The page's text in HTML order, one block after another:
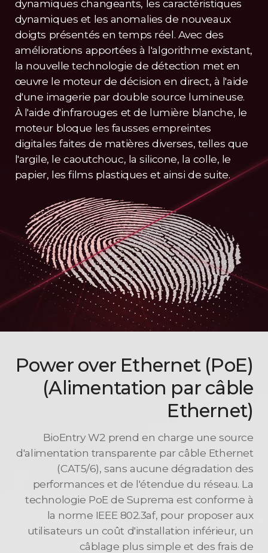
dynamiques changeants, les caractéristiques
dynamiques et les anomalies de nouveaux
doigts présentés en temps réel. Avec des
améliorations apportées à l'algorithme existant,
la nouvelle technologie de détection met en
œuvre le moteur de décision en direct, à l'aide
d'une imagerie par double source lumineuse.
À l'aide d'infrarouges et de lumière blanche, le
moteur bloque les fausses empreintes
digitales faites de matières diverses, telles que
l'argile, le caoutchouc, la silicone, la colle, le
papier, les films plastiques et ainsi de suite.
Power over Ethernet (PoE)
(Alimentation par câble
Ethernet)
BioEntry W2 prend en charge une source
d'alimentation transparente par câble Ethernet
(CAT5/6), sans aucune dégradation des
performances et de l'étendue du réseau. La
technologie PoE de Suprema est conforme à
la norme IEEE 802.3af, pour proposer aux
utilisateurs un coût d'installation inférieur, un
câblage plus simple et des frais de